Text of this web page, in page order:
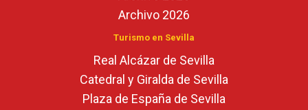
Archivo 2026
Turismo en Sevilla
Real Alcázar de Sevilla
Catedral y Giralda de Sevilla
Plaza de España de Sevilla